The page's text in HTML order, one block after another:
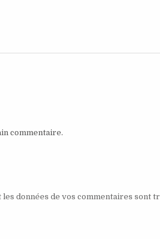
commentaire.
données de vos commentaires sont